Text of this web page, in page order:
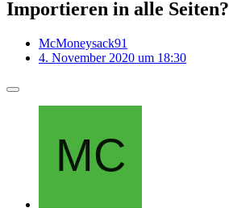
Importieren in alle Seiten?
McMoneysack91
4. November 2020 um 18:30